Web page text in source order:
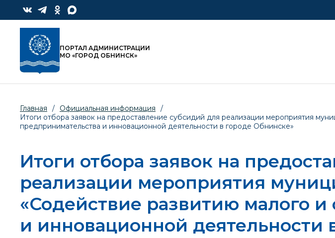
ПОРТАЛ АДМИНИСТРАЦИИ
МО «ГОРОД ОБНИНСК»
Главная / Официальная информация
/
Итоги отбора заявок на предоставление субсидий для реализации мероприятия
предпринимательства и инновационной деятельности в городе Обнинске»
Итоги отбора заявок на
реализации мероприятия
«Содействие развитию малого
и инновационной деятельности